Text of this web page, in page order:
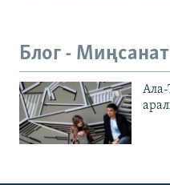
Блог - Миңсанат
Ала-